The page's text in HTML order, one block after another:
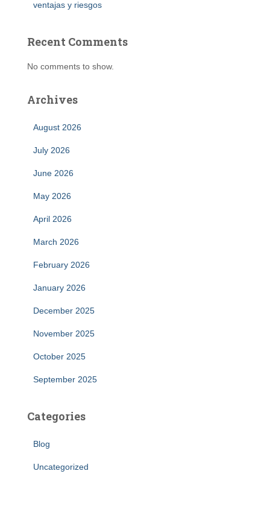
ventajas y riesgos
Recent Comments
No comments to show.
Archives
August 2026
July 2026
June 2026
May 2026
April 2026
March 2026
February 2026
January 2026
December 2025
November 2025
October 2025
September 2025
Categories
Blog
Uncategorized